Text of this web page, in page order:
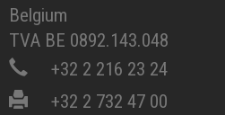
Belgium
TVA BE 0892.143.048
+32 2 216 23 24
+32 2 732 47 00